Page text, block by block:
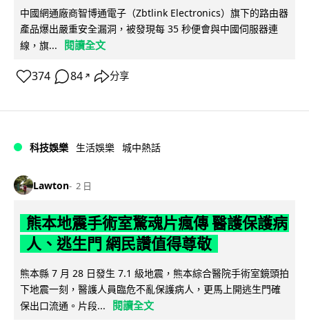
中國網通廠商智博通電子（Zbtlink Electronics）旗下的路由器
產品爆出嚴重安全漏洞，被發現每 35 秒便會與中國伺服器連
線，旗...
閱讀全文
374 84 ↗ 分享
科技娛樂 生活娛樂 城中熱話
Lawton 2 日
熊本地震手術室驚魂片瘋傳 醫護保護病
人、逃生門 網民讚值得尊敬
熊本縣 7 月 28 日發生 7.1 級地震，熊本綜合醫院手術室鏡頭拍
下地震一刻，醫護人員臨危不亂保護病人，更馬上開逃生門確
保出口流通。片段...
閱讀全文